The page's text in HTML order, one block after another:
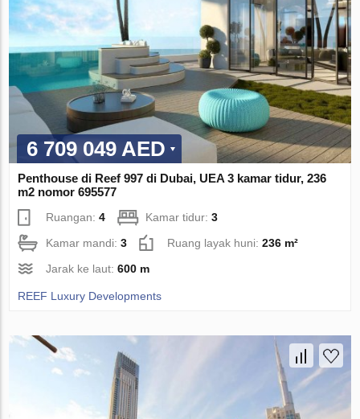
6 709 049 AED
Penthouse di Reef 997 di Dubai, UEA 3 kamar tidur, 236
m2 nomor 695577
Ruangan:4 Kamar tidur:3
Kamar mandi:3 Ruang layak huni:236 m²
Jarak ke laut:600 m
REEF Luxury Developments